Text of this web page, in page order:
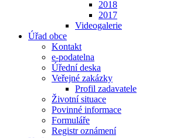
2018
2017
Videogalerie
Úřad obce
Kontakt
e-podatelna
Úřední deska
Veřejné zakázky
Profil zadavatele
Životní situace
Povinné informace
Formuláře
Registr oznámení